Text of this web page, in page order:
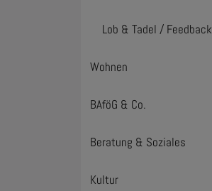
Lob & Tadel / Feedback
Wohnen
BAföG & Co.
Beratung & Soziales
Kultur